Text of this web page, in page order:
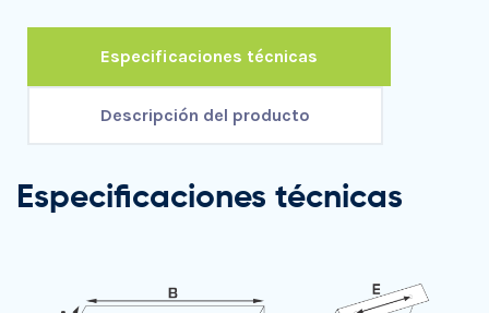
Especificaciones técnicas
Descripción del producto
Especificaciones técnicas